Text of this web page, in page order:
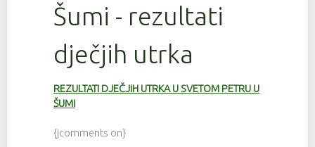
Šumi - rezultati
dječjih utrka
REZULTATI DJEČJIH UTRKA U SVETOM PETRU U
ŠUMI
{jcomments on}